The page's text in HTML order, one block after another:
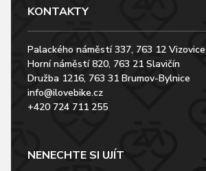
KONTAKTY
Palackého náměstí 337, 763 12 Vizovice
Horní náměstí 820, 763 21 Slavičín
Družba 1216, 763 31 Brumov-Bylnice
info@ilovebike.cz
+420 724 711 255
NENECHTE SI UJÍT